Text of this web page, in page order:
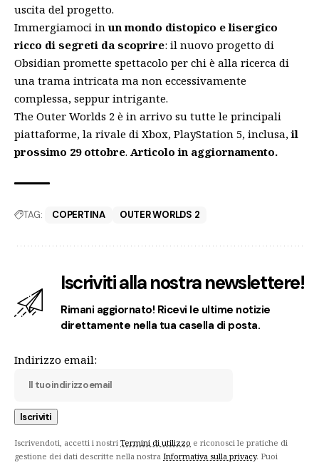
uscita del progetto.
Immergiamoci in un mondo distopico e lisergico
ricco di segreti da scoprire: il nuovo progetto di
Obsidian promette spettacolo per chi è alla ricerca di
una trama intricata ma non eccessivamente
complessa, seppur intrigante.
The Outer Worlds 2 è in arrivo su tutte le principali
piattaforme, la rivale di Xbox, PlayStation 5, inclusa,il
prossimo 29 ottobre. Articolo in aggiornamento.
TAG: COPERTINA OUTER WORLDS 2
Iscriviti alla nostra newslettere!
Rimani aggiornato! Ricevi le ultime notizie
direttamente nella tua casella di posta.
Indirizzo email:
Iscrivendoti, accetti i nostri Termini di utilizzo e riconosci le pratiche di
gestione dei dati descritte nella nostra Informativa sulla privacy. Puoi